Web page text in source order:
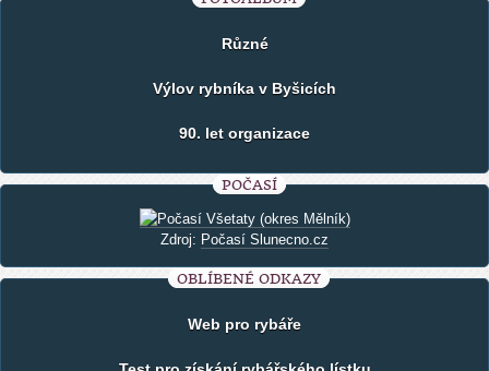
Různé
Výlov rybníka v Byšicích
90. let organizace
POČASÍ
Zdroj: Počasí Slunecno.cz
OBLÍBENÉ ODKAZY
Web pro rybáře